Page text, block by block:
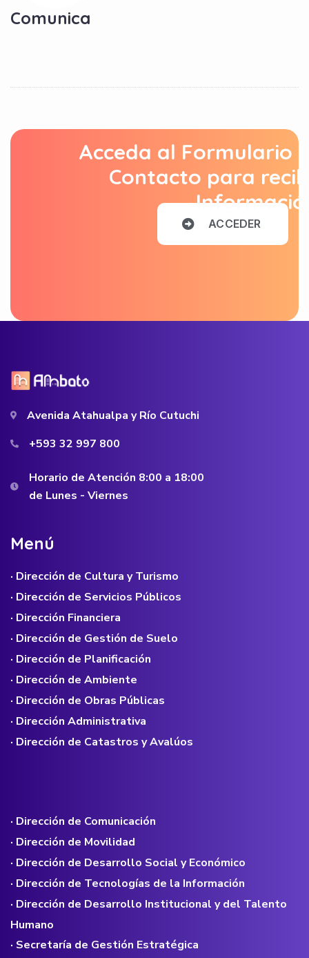
Comunica
Acceda al Formulario
Contacto para
ACCEDER
Avenida Atahualpa y Río Cutuchi
+593 32 997 800
Horario de Atención 8:00 a 18:00
de Lunes - Viernes
Menú
· Dirección de Cultura y Turismo
· Dirección de Servicios Públicos
· Dirección Financiera
· Dirección de Gestión de Suelo
· Dirección de Planificación
· Dirección de Ambiente
· Dirección de Obras Públicas
· Dirección Administrativa
· Dirección de Catastros y Avalúos
· Dirección de Comunicación
· Dirección de Movilidad
· Dirección de Desarrollo Social y Económico
· Dirección de Tecnologías de la Información
· Dirección de Desarrollo Institucional y del Talento
Humano
· Secretaría de Gestión Estratégica